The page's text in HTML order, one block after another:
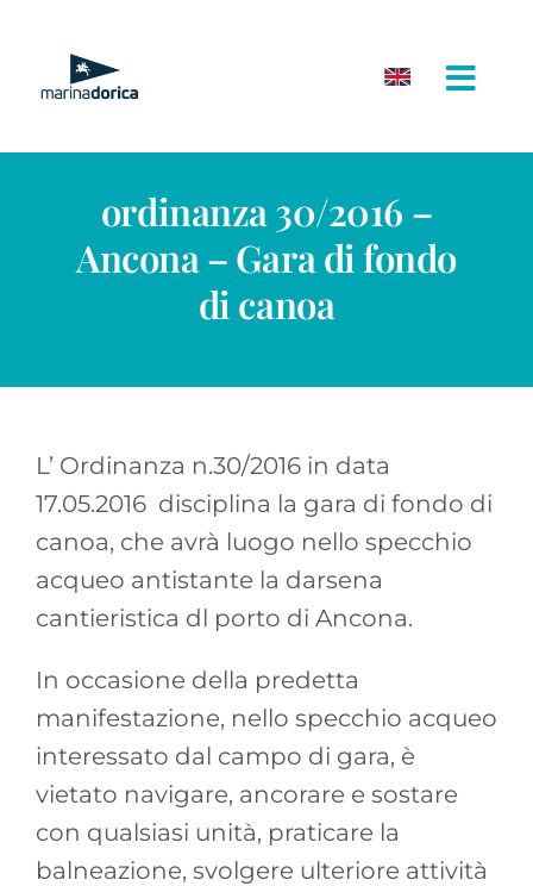
contenuto
ordinanza 30/2016 –
Ancona – Gara di fondo
di canoa
L’ Ordinanza n.30/2016 in data
17.05.2016 disciplina la gara di fondo di
canoa, che avrà luogo nello specchio
acqueo antistante la darsena
cantieristica dl porto di Ancona.
In occasione della predetta
manifestazione, nello specchio acqueo
interessato dal campo di gara, è
vietato navigare, ancorare e sostare
con qualsiasi unità, praticare la
balneazione, svolgere ulteriore attività